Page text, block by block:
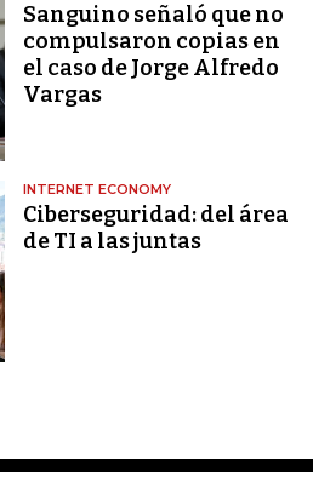
Sanguino señaló que no
compulsaron copias en
el caso de Jorge Alfredo
Vargas
INTERNET ECONOMY
Ciberseguridad: del área
de TI a las juntas